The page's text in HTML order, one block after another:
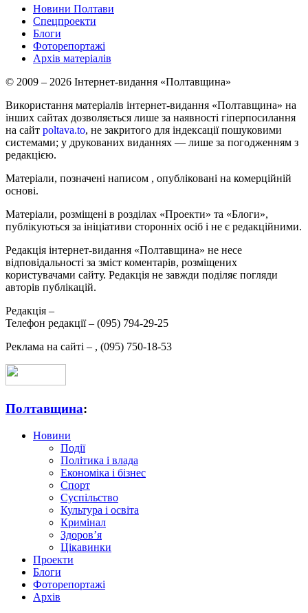
Новини Полтави
Спецпроекти
Блоги
Фоторепортажі
Архів матеріалів
© 2009 – 2026 Інтернет-видання «Полтавщина»
Використання матеріалів інтернет-видання «Полтавщина» на
інших сайтах дозволяється лише за наявності гіперпосилання
на сайт poltava.to, не закритого для індексації пошуковими
системами; у друкованих виданнях — лише за погодженням з
редакцією.
Матеріали, позначені написом , опубліковані на комерційній
основі.
Матеріали, розміщені в розділах «Проекти» та «Блоги»,
публікуються за ініціативи сторонніх осіб і не є редакційними.
Редакція інтернет-видання «Полтавщина» не несе
відповідальності за зміст коментарів, розміщених
користувачами сайту. Редакція не завжди поділяє погляди
авторів публікацій.
Редакція –
Телефон редакції – (095) 794-29-25
Реклама на сайті – , (095) 750-18-53
Полтавщина:
Новини
Події
Політика і влада
Економіка і бізнес
Спорт
Суспільство
Культура і освіта
Кримінал
Здоров’я
Цікавинки
Проекти
Блоги
Фоторепортажі
Архів